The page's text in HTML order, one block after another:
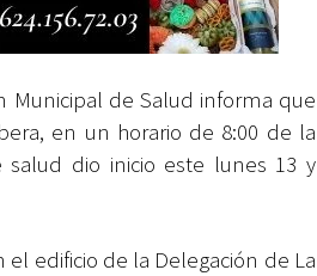
Municipal de Salud informa que
en un horario de 8:00 de la
dio inicio este lunes 13 y
edificio de la Delegación de La